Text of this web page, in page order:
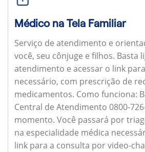
Médico na Tela Familiar
Serviço de atendimento e
você, seu cônjuge e filhos. Basta
atendimento e acessar o link
necessário, com prescrição de
medicamentos. Como funciona:
Central de Atendimento 0800-
momento. Você passará por
na especialidade médica
link para a consulta por video-